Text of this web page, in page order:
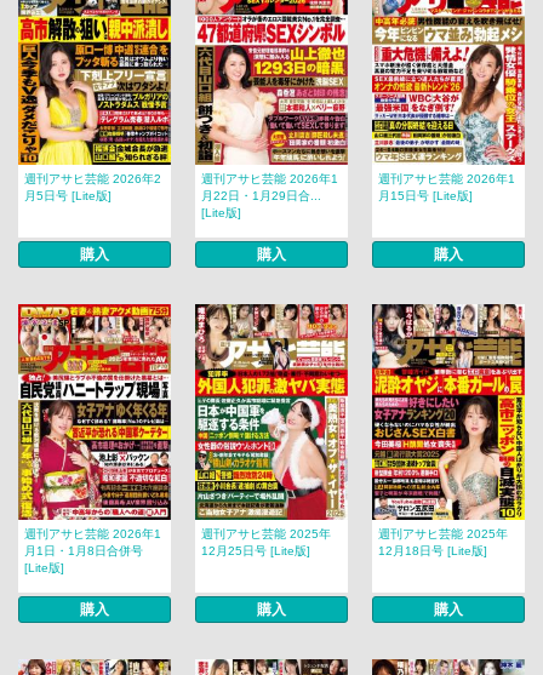
週刊アサヒ芸能 2026年2
月5日号 [Lite版]
購入
週刊アサヒ芸能 2026年1
月22日・1月29日合...
[Lite版]
購入
週刊アサヒ芸能 2026年1
月15日号 [Lite版]
購入
週刊アサヒ芸能 2026年1
月1日・1月8日合併号
[Lite版]
購入
週刊アサヒ芸能 2025年
12月25日号 [Lite版]
購入
週刊アサヒ芸能 2025年
12月18日号 [Lite版]
購入